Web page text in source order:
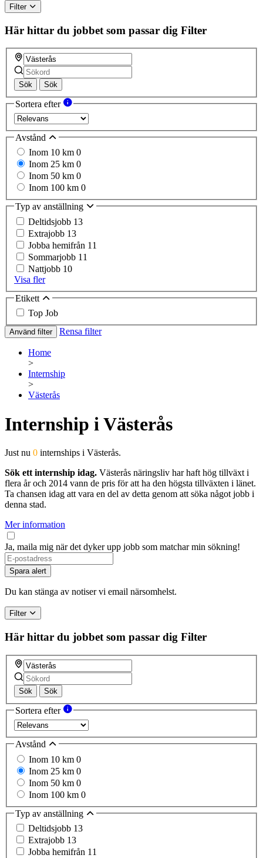
Filter
Här hittar du jobbet som passar dig Filter
Sök Sök
Sortera efter
Avstånd
Inom 10 km 0
Inom 25 km 0
Inom 50 km 0
Inom 100 km 0
Typ av anställning
Deltidsjobb 13
Extrajobb 13
Jobba hemifrån 11
Sommarjobb 11
Nattjobb 10
Visa fler
Etikett
Top Job
Använd filter Rensa filter
Home
>
Internship
>
Västerås
Internship i Västerås
Just nu 0 internships i Västerås.
Sök ett internship idag. Västerås näringsliv har haft hög tillväxt i
flera år och 2014 vann de pris för att ha den högsta tillväxten i länet.
Ta chansen idag att vara en del av detta genom att söka något jobb i
denna stad.
Mer information
Ja, maila mig när det dyker upp jobb som matchar min sökning!
Spara alert
Du kan stänga av notiser vi email närsomhelst.
Filter
Här hittar du jobbet som passar dig Filter
Sök Sök
Sortera efter
Avstånd
Inom 10 km 0
Inom 25 km 0
Inom 50 km 0
Inom 100 km 0
Typ av anställning
Deltidsjobb 13
Extrajobb 13
Jobba hemifrån 11